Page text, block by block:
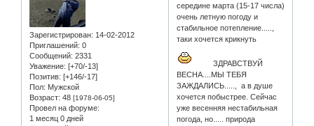
Зарегистрирован: 14-02-2012
Приглашений: 0
Сообщений: 2331
Уважение: [+70/-13]
Позитив: [+146/-17]
Пол: Мужской
Возраст: 48 [1978-06-05]
Провел на форуме:
1 месяц 0 дней
середине марта (15-17 числа)
очень летную погоду и
стабильное потепление.....,
таки хочется крикнуть
ЗДРАВСТВУЙ
ВЕСНА....МЫ ТЕБЯ
ЗАЖДАЛИСЬ....., а в душе
хочется побыстрее. Сейчас
уже весенняя нестабильная
погода, но..... природа